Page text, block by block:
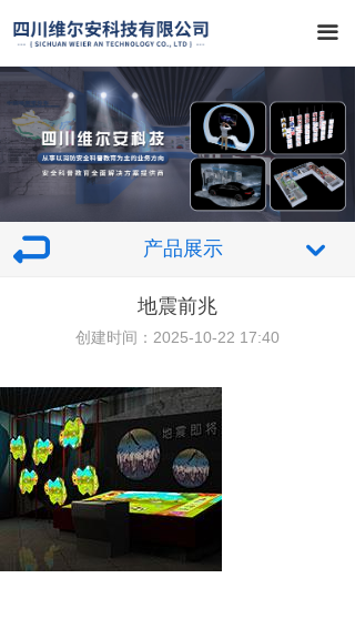
끀
产品展示 낔
地震前兆
创建时间： 2025-10-22 17:40